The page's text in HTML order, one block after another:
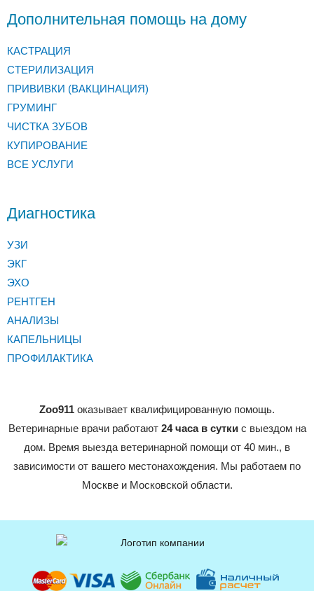
Дополнительная помощь на дому
КАСТРАЦИЯ
СТЕРИЛИЗАЦИЯ
ПРИВИВКИ (ВАКЦИНАЦИЯ)
ГРУМИНГ
ЧИСТКА ЗУБОВ
КУПИРОВАНИЕ
ВСЕ УСЛУГИ
Диагностика
УЗИ
ЭКГ
ЭХО
РЕНТГЕН
АНАЛИЗЫ
КАПЕЛЬНИЦЫ
ПРОФИЛАКТИКА
Zoo911 оказывает квалифицированную помощь.
Ветеринарные врачи работают 24 часа в суткис выездом на
дом. Время выезда ветеринарной помощи от 40 мин., в
зависимости от вашего местонахождения. Мы работаем по
Москве и Московской области.